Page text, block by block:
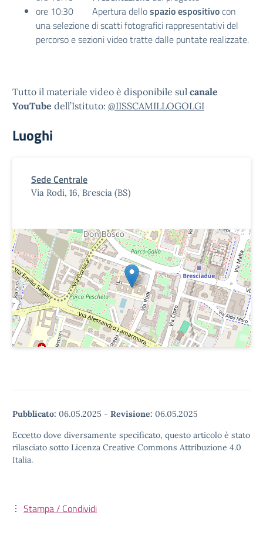
ore 10:30 Apertura dellospazio espositivo con
una selezione di scatti fotografici rappresentativi del
percorso e sezioni video tratte dalle puntate realizzate.
Tutto il materiale video è disponibile sul canale
YouTube dell’Istituto: @IISSCAMILLOGOLGI
Luoghi
Sede Centrale
Via Rodi, 16, Brescia (BS)
Pubblicato: 06.05.2025 - Revisione: 06.05.2025
Eccetto dove diversamente specificato, questo articolo è stato
rilasciato sotto Licenza Creative Commons Attribuzione 4.0
Italia.
Stampa / Condividi